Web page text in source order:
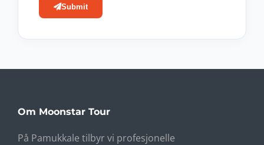
Submit
Om Moonstar Tour
På Pamukkale tilbyr vi profesjonelle